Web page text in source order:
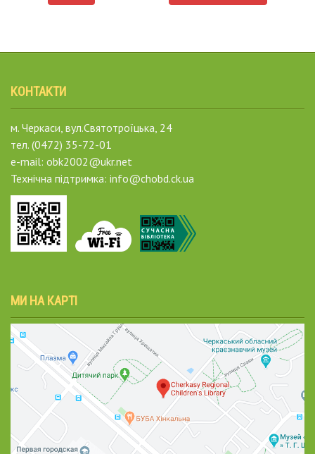
КОНТАКТИ
м. Черкаси, вул.Святотроїцька, 24
тел. (0472) 35-72-01
e-mail: obk2002@ukr.net
Технічна підтримка: info@chobd.ck.ua
МИ НА КАРТІ